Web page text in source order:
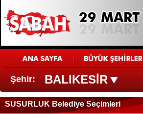
Şehir: BALIKESİR
SUSURLUK Belediye Seçimleri